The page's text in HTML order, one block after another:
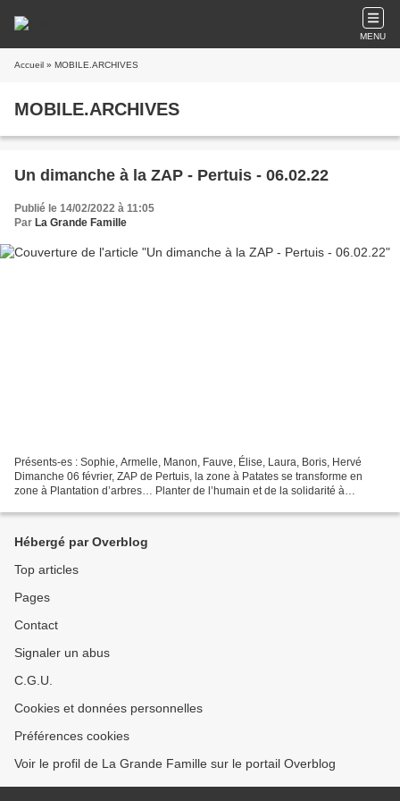
MENU
Accueil » MOBILE.ARCHIVES
MOBILE.ARCHIVES
Un dimanche à la ZAP - Pertuis - 06.02.22
Publié le 14/02/2022 à 11:05
Par La Grande Famille
Présents-es : Sophie, Armelle, Manon, Fauve, Élise, Laura, Boris, Hervé
Dimanche 06 février, ZAP de Pertuis, la zone à Patates se transforme en
zone à Plantation d’arbres… Planter de l’humain et de la solidarité à
Hébergé par Overblog
Top articles
Pages
Contact
Signaler un abus
C.G.U.
Cookies et données personnelles
Préférences cookies
Voir le profil de La Grande Famille sur le portail Overblog